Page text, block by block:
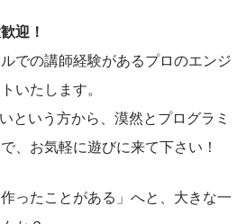
迎！
での講師経験があるプロのエンジ
いたします。
という方から、漠然とプログラミ
、お気軽に遊びに来て下さい！
ったことがある」へと、大きな一